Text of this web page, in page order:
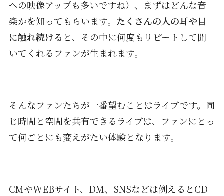
への映像アップも多いですね）、まずはどんな音
楽かを知ってもらいます。 たくさんの人の耳や目
に触れ続ける と、その中に何度もリピートして聞
いてくれるファンが生まれます。
そんなファンたちが一番望むことはライブです。同
じ時間と空間を共有できるライブは、ファンにとっ
て何ごとにも変えがたい体験となります。
CMやWEBサイト、DM、SNSなどは例えるとCD